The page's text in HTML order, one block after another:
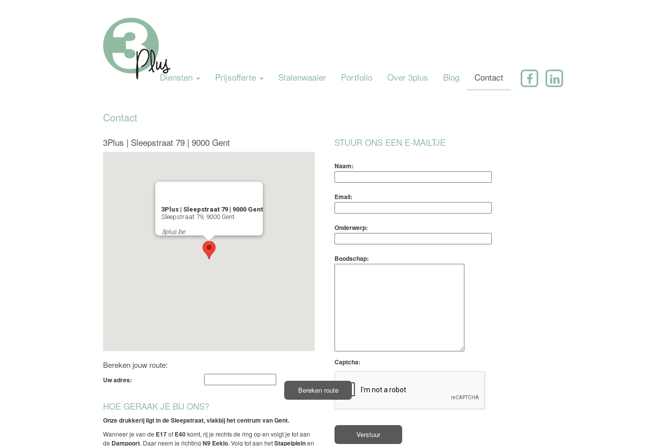
Diensten Prijsofferte Stalenwaaier Portfolio Over 3plus Blog Contact
Contact
3Plus | Sleepstraat 79 | 9000 Gent
3Plus | Sleepstraat 79 | 9000 Gent
Sleepstraat 79, 9000 Gent
3plus.be
Bereken jouw route:
Uw adres:
HOE GERAAK JE BIJ ONS?
Onze drukkerij ligt in de Sleepstraat, vlakbij het centrum van Gent.
Wanneer je van de E17of E40komt, rij je rechts de ring op en volgt je tot aan
de Dampoort. Daar neem je richting N9 Eeklo. Volg tot aan hetStapelpleinen
STUUR ONS EEN E-MAILTJE
Naam:
Email:
Onderwerp:
Boodschap:
Captcha: